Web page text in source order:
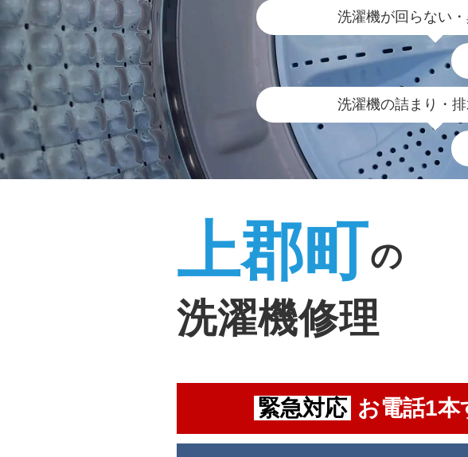
洗濯機が回らない
洗濯機の詰まり・
上郡町の
洗濯機修理
緊急対応 お電話1